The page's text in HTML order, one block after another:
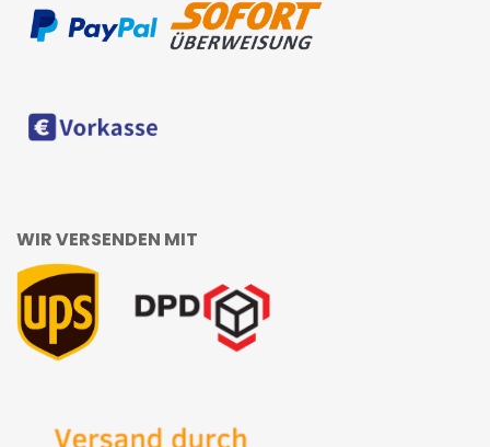
WIR VERSENDEN MIT